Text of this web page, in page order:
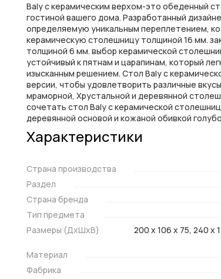
Baly с керамическим верхом-это обеденный
гостиной вашего дома. Разработанный
определяемую уникальным переплетением,
керамическую столешницу толщиной 16 мм.
толщиной 6 мм. выбор керамической
устойчивый к пятнам и царапинам, который
изысканным решением. Стол Baly с
версии, чтобы удовлетворить различные
мраморной, Хрустальной и деревянной
сочетать стол Baly с керамической
деревянной основой и кожаной обивкой
Характеристики
Страна производства
Раздел
Страна бренда
Тип предмета
Размеры (ДxШxВ)
200 x 106 x 75, 240 x
Материал
Фабрика